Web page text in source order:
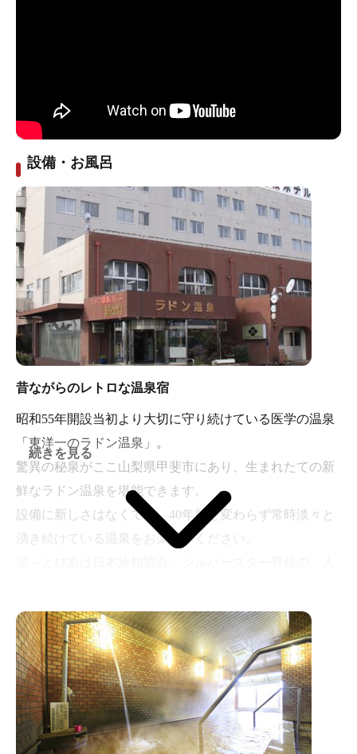
設備・お風呂
昔ながらのレトロな温泉宿
昭和55年開設当初より大切に守り続けている医学の温泉
「東洋一のラドン温泉」。
驚異の秘泉がここ山梨県甲斐市にあり、生まれたての新
鮮なラドン温泉を堪能できます。
設備に新しさはなくても、40年前と変わらず常時淡々と
湧き続けている温泉をお楽しみください。
スポーツ合宿にご利用ください。
続きを見る